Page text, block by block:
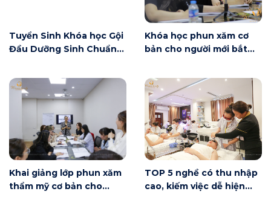
Tuyển Sinh Khóa học Gội
Đầu Dưỡng Sinh Chuẩn
Khóa học phun xăm cơ
bản cho người mới bắt
có gì?
Khai giảng lớp phun xăm
thẩm mỹ cơ bản cho
TOP 5 nghề có thu nhập
cao, kiếm việc dễ hiện